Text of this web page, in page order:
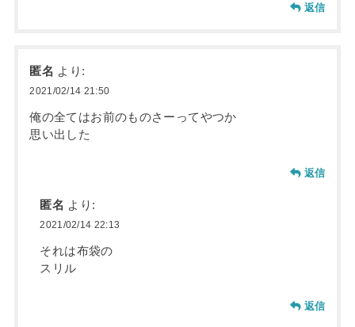
返信
匿名 より:
2021/02/14 21:50
俺の全てはお前のものさーってやつか
思い出した
返信
匿名 より:
2021/02/14 22:13
それは布袋の
スリル
返信